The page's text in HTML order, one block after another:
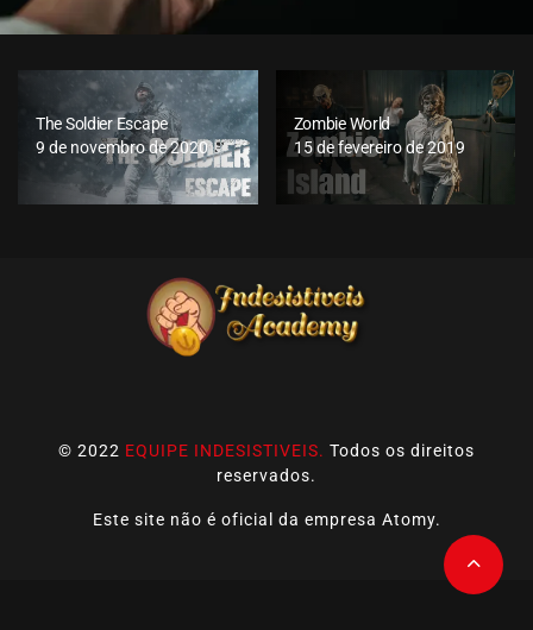
The Soldier Escape
9 de novembro de 2020
Zombie World
15 de fevereiro de 2019
© 2022 EQUIPE INDESISTIVEIS. Todos os direitos
reservados.
Este site não é oficial da empresa Atomy.